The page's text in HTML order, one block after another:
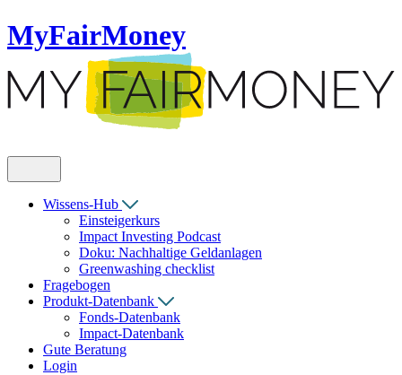
MyFairMoney
Wissens-Hub
Einsteigerkurs
Impact Investing Podcast
Doku: Nachhaltige Geldanlagen
Greenwashing checklist
Fragebogen
Produkt-Datenbank
Fonds-Datenbank
Impact-Datenbank
Gute Beratung
Login